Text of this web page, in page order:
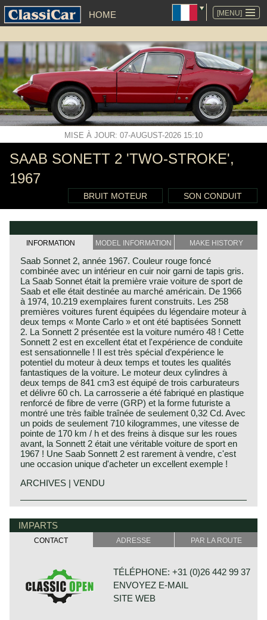
[MENU]
HOME
ALLER
AU
CONTENU
MISE À JOUR: 07-AUGUST-2026 15:10
SAAB SONETT 2 'TWO-STROKE',
1967
BRUIT MOTEUR SON CONDUIT
INFORMATION MODEL INFORMATION MAKE HISTORY
Saab Sonnet 2, année 1967. Couleur rouge foncé
combinée avec un intérieur en cuir noir garni de tapis gris.
La Saab Sonnet était la première vraie voiture de sport de
Saab et elle était destinée au marché américain. De 1966
à 1974, 10.219 exemplaires furent construits. Les 258
premières voitures furent équipées du légendaire moteur à
deux temps « Monte Carlo » et ont été baptisées Sonnett
2. La Sonnett 2 présentée est la voiture numéro 48 ! Cette
Sonnett 2 est en excellent état et l'expérience de conduite
est sensationnelle ! Il est très spécial d’expérience le
potentiel du moteur à deux temps et toutes les qualités
fantastiques de la voiture. Le moteur deux cylindres à
deux temps de 841 cm3 est équipé de trois carburateurs
et délivre 60 ch. La carrosserie a été fabriqué en plastique
renforcé de fibre de verre (GRP) et la forme futuriste a
montré une très faible traînée de seulement 0,32 Cd. Avec
un poids de seulement 710 kilogrammes, une vitesse de
pointe de 170 km / h et des freins à disque sur les roues
avant, la Sonnett 2 était une véritable voiture de sport en
1967 ! Une Saab Sonnett 2 est rarement à vendre, c'est
une occasion unique d'acheter un excellent exemple !
ARCHIVES | VENDU
The Saab Sonett story begins in the mid‑1950s, when
beyond aeronautical‑inspired saloons. The first prototype,
later known as the Sonett I, was presented in 1956 as an
ultra‑light, competition‑focused roadster built around an
Only six examples were produced, making it one of
Saab’s rarest creations and a pure engineering exercise
rather than a commercial model. Its purpose was to
explore how Saab’s two‑stroke technology could be
IMPARTS
CONTACT ADRESSE PAR LA ROUTE
TÉLÉPHONE: +31 (0)26 442 99 37
ENVOYEZ E-MAIL
SITE WEB